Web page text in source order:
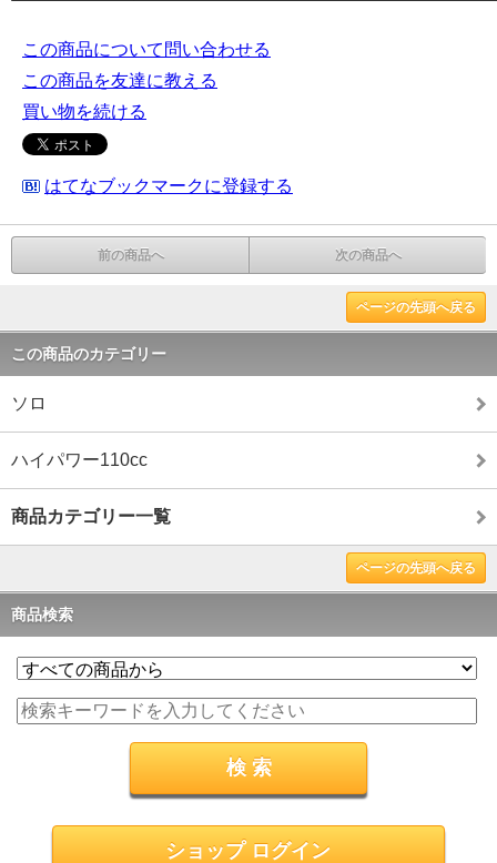
この商品について問い合わせる
この商品を友達に教える
買い物を続ける
はてなブックマークに登録する
前の商品へ 次の商品へ
ページの先頭へ戻る
この商品のカテゴリー
ソロ
ハイパワー110cc
商品カテゴリー一覧
ページの先頭へ戻る
商品検索
ショップ ログイン